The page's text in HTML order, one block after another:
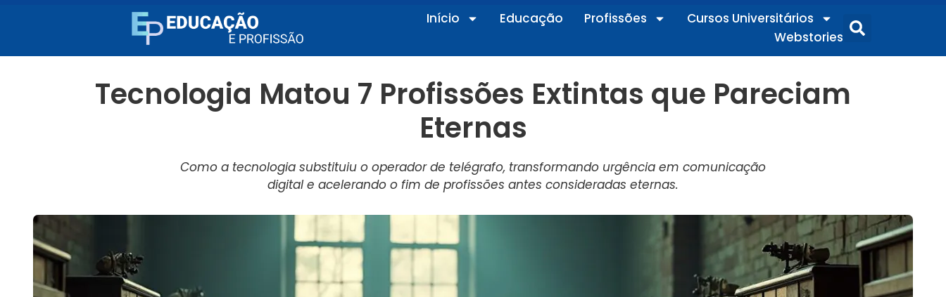
Início Educação Profissões
Cursos Universitários
Webstories
Tecnologia Matou 7 Profissões Extintas que Pareciam
Eternas
Como a tecnologia substituiu o operador de telégrafo, transformando urgência em comunicação
digital e acelerando o fim de profissões antes consideradas eternas.